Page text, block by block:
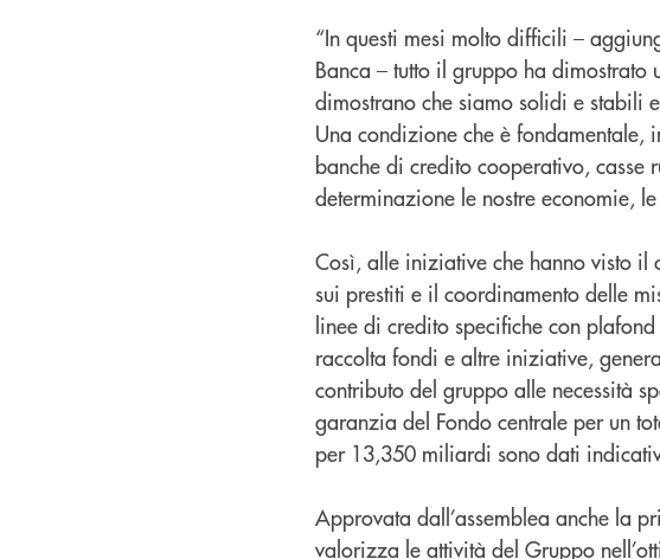
“In questi mesi molto difficili –
Banca – tutto il gruppo ha
dimostrano che siamo solidi e stabili
Una condizione che è fondamentale,
banche di credito cooperativo, casse
determinazione le nostre economie,
Così, alle iniziative che hanno visto il
sui prestiti e il coordinamento delle
linee di credito specifiche con
raccolta fondi e altre iniziative,
contributo del gruppo alle necessità
garanzia del Fondo centrale per un
per 13,350 miliardi sono dati
Approvata dall’assemblea anche la
valorizza le attività del Gruppo